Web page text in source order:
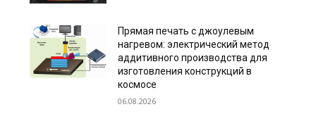
Прямая печать с джоулевым
нагревом: электрический метод
аддитивного производства для
изготовления конструкций в
космосе
06.08.2026